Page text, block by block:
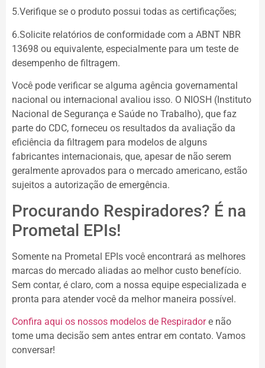
5.Verifique se o produto possui todas as certificações;
6.Solicite relatórios de conformidade com a ABNT NBR
13698 ou equivalente, especialmente para um teste de
desempenho de filtragem.
Você pode verificar se alguma agência governamental
nacional ou internacional avaliou isso. O NIOSH (Instituto
Nacional de Segurança e Saúde no Trabalho), que faz
parte do CDC, forneceu os resultados da avaliação da
eficiência da filtragem para modelos de alguns
fabricantes internacionais, que, apesar de não serem
geralmente aprovados para o mercado americano, estão
sujeitos a autorização de emergência.
Procurando Respiradores? É na
Prometal EPIs!
Somente na Prometal EPIs você encontrará as melhores
marcas do mercado aliadas ao melhor custo benefício.
Sem contar, é claro, com a nossa equipe especializada e
pronta para atender você da melhor maneira possível.
Confira aqui os nossos modelos de Respiradore não
tome uma decisão sem antes entrar em contato. Vamos
conversar!